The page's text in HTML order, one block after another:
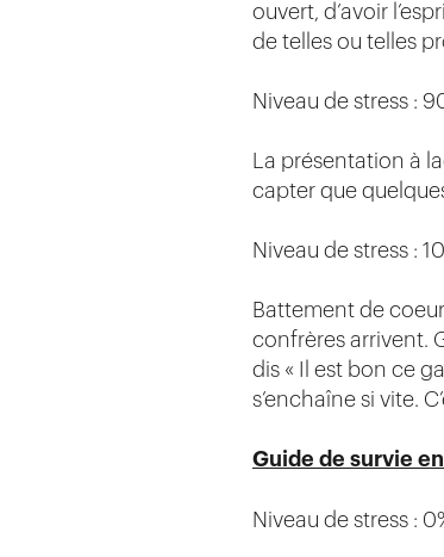
ouvert, d’avoir
de telles ou telles
Niveau de stress :
La présentation à
capter que
Niveau de stress :
Battement de
confrères arrivent.
dis « Il est bon ce
s’enchaîne si vite.
Guide de survie
Niveau de stress :